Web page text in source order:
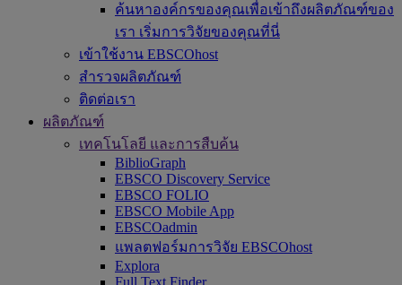
ค้นหาองค์กรของคุณเพื่อเข้าถึงผลิตภัณฑ์ของ
เรา เริ่มการวิจัยของคุณที่นี่
เข้าใช้งาน EBSCOhost
สำรวจผลิตภัณฑ์
ติดต่อเรา
ผลิตภัณฑ์
เทคโนโลยี และการสืบค้น
BiblioGraph
EBSCO Discovery Service
EBSCO FOLIO
EBSCO Mobile App
EBSCOadmin
แพลตฟอร์มการวิจัย EBSCOhost
Explora
Full Text Finder